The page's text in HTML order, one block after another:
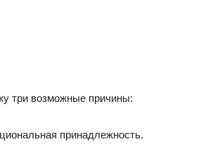
три возможные причины:
принадлежность.